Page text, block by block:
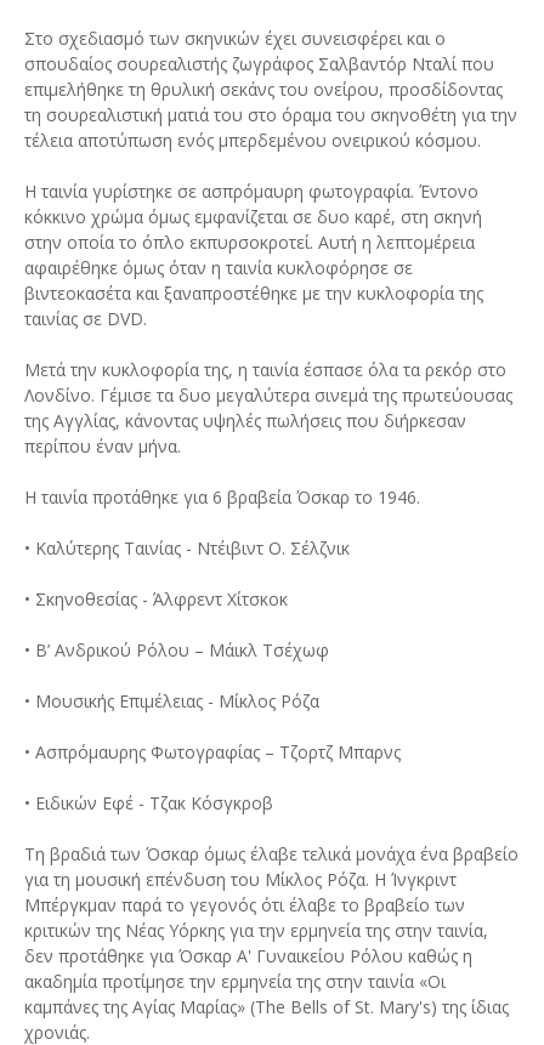
Στο σχεδιασμό των σκηνικών έχει συνεισφέρει και ο
σπουδαίος σουρεαλιστής ζωγράφος Σαλβαντόρ Νταλί που
επιμελήθηκε τη θρυλική σεκάνς του ονείρου, προσδίδοντας
τη σουρεαλιστική ματιά του στο όραμα του σκηνοθέτη για την
τέλεια αποτύπωση ενός μπερδεμένου ονειρικού κόσμου.
Η ταινία γυρίστηκε σε ασπρόμαυρη φωτογραφία. Έντονο
κόκκινο χρώμα όμως εμφανίζεται σε δυο καρέ, στη σκηνή
στην οποία το όπλο εκπυρσοκροτεί. Αυτή η λεπτομέρεια
αφαιρέθηκε όμως όταν η ταινία κυκλοφόρησε σε
βιντεοκασέτα και ξαναπροστέθηκε με την κυκλοφορία της
ταινίας σε DVD.
Μετά την κυκλοφορία της, η ταινία έσπασε όλα τα ρεκόρ στο
Λονδίνο. Γέμισε τα δυο μεγαλύτερα σινεμά της πρωτεύουσας
της Αγγλίας, κάνοντας υψηλές πωλήσεις που διήρκεσαν
περίπου έναν μήνα.
Η ταινία προτάθηκε για 6 βραβεία Όσκαρ το 1946.
• Καλύτερης Ταινίας - Ντέιβιντ Ο. Σέλζνικ
• Σκηνοθεσίας - Άλφρεντ Χίτσκοκ
• Β’ Ανδρικού Ρόλου – Μάικλ Τσέχωφ
• Μουσικής Επιμέλειας - Μίκλος Ρόζα
• Ασπρόμαυρης Φωτογραφίας – Τζορτζ Μπαρνς
• Ειδικών Εφέ - Τζακ Κόσγκροβ
Τη βραδιά των Όσκαρ όμως έλαβε τελικά μονάχα ένα βραβείο
για τη μουσική επένδυση του Μίκλος Ρόζα. Η Ίνγκριντ
Μπέργκμαν παρά το γεγονός ότι έλαβε το βραβείο των
κριτικών της Νέας Υόρκης για την ερμηνεία της στην ταινία,
δεν προτάθηκε για Όσκαρ Α' Γυναικείου Ρόλου καθώς η
ακαδημία προτίμησε την ερμηνεία της στην ταινία «Οι
καμπάνες της Αγίας Μαρίας» (The Bells of St. Mary's) της ίδιας
χρονιάς.